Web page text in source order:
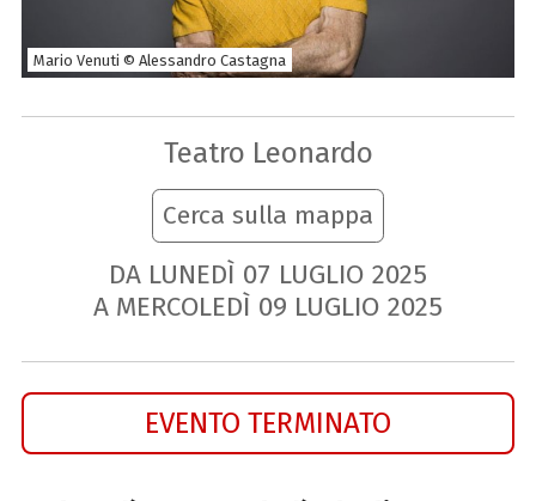
Mario Venuti © Alessandro Castagna
Teatro Leonardo
Cerca sulla mappa
DA LUNEDÌ 07 LUGLIO 2025
A MERCOLEDÌ 09 LUGLIO 2025
EVENTO TERMINATO